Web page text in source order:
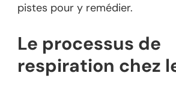
pistes pour y remédier.
Le processus de
respiration chez